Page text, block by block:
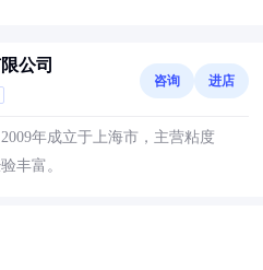
公司
咨询 进店
年成立于上海市，主营粘度
丰富。